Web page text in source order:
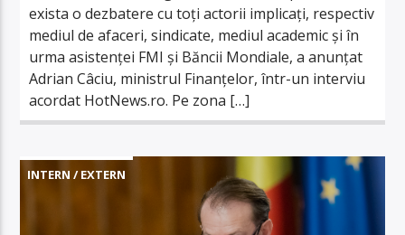
exista o dezbatere cu toți actorii implicați, respectiv
mediul de afaceri, sindicate, mediul academic și în
urma asistenței FMI și Băncii Mondiale, a anunțat
Adrian Câciu, ministrul Finanțelor, într-un interviu
acordat HotNews.ro. Pe zona […]
INTERN / EXTERN